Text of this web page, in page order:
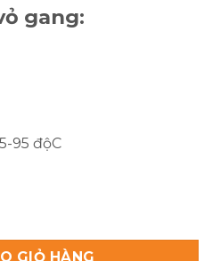
gang:
95 độC
lượng
GIỎ HÀNG